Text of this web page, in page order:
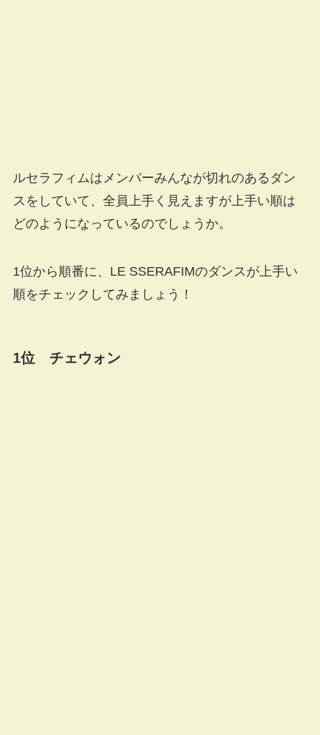
ルセラフィムはメンバーみんなが切れのあるダン
スをしていて、全員上手く見えますが上手い順は
どのようになっているのでしょうか。
1位から順番に、LE SSERAFIMのダンスが上手い
順をチェックしてみましょう！
1位 チェウォン